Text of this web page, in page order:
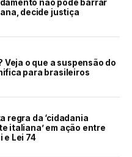
não pode barrar
decide justiça
Veja o que a suspensão do
para brasileiros
regra da ‘cidadania
italiana’ em ação entre
e Lei 74